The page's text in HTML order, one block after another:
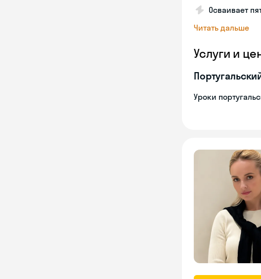
Осваивает
Читать дальше
Услуги и
Уроки